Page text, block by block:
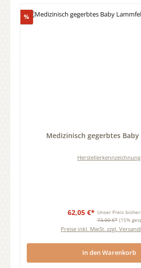
%Rabatt
Medizinisch gegerbtes
Herstellerkennzeichnung
62,05 €* Unser Preis bisher:
73,00 €* (15%
Preise inkl. MwSt. zzgl.
In den Warenkorb